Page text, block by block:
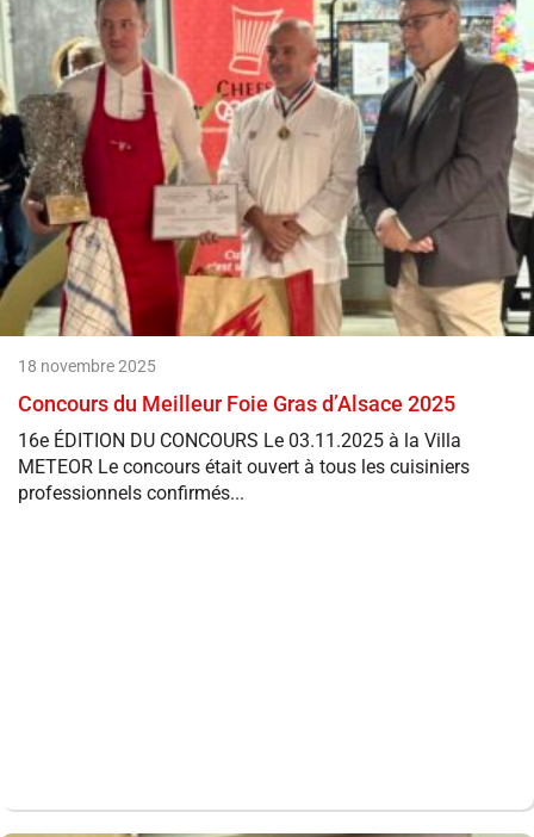
18 novembre 2025
Concours du Meilleur Foie Gras d’Alsace 2025
16e ÉDITION DU CONCOURS Le 03.11.2025 à la Villa
METEOR Le concours était ouvert à tous les cuisiniers
professionnels confirmés...